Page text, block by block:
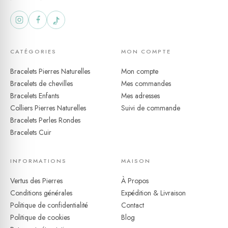
Pierres naturelles
Jaspe impérial
Design intemporel
Qualité supérieure
Accessoire polyvalent
CATÉGORIES
Bracelets Pierres Naturelles
Bracelets de chevilles
Bracelets Enfants
Colliers Pierres Naturelles
Bracelets Perles Rondes
Bracelets Cuir
MON COMPTE
Mon compte
Mes commandes
Mes adresses
Suivi de commande
INFORMATIONS
Vertus des Pierres
Conditions générales
Politique de confidentialité
Politique de cookies
MAISON
À Propos
Expédition & Livraison
Contact
Blog